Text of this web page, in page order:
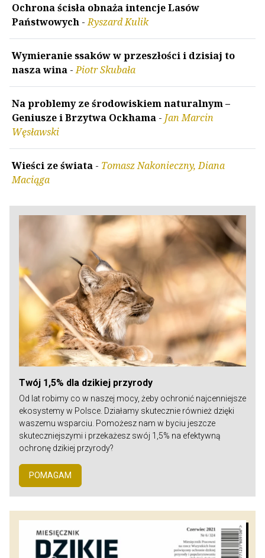
Ochrona ścisła obnaża intencje Lasów
Państwowych -Ryszard Kulik
Wymieranie ssaków w przeszłości i dzisiaj to
nasza wina -Piotr Skubała
Na problemy ze środowiskiem naturalnym –
Geniusze i Brzytwa Ockhama - Jan Marcin
Węsławski
Wieści ze świata - Tomasz Nakonieczny, Diana
Maciąga
Twój 1,5% dla dzikiej przyrody
Od lat robimy co w naszej mocy, żeby ochronić najcenniejsze
ekosystemy w Polsce. Działamy skutecznie również dzięki
waszemu wsparciu. Pomożesz nam w byciu jeszcze
skuteczniejszymi i przekażesz swój 1,5% na efektywną
ochronę dzikiej przyrody?
POMAGAM